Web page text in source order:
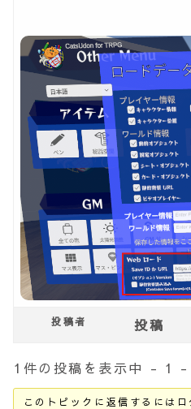
投稿者 投稿
1件の投稿を表示中 - 1
このトピックに返信するにはロ